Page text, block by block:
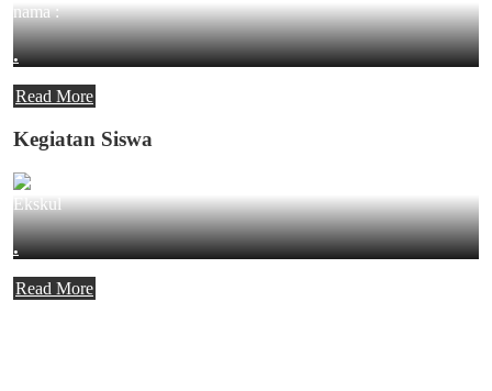
nama :
.
Read More
Kegiatan Siswa
Ekskul
.
Read More